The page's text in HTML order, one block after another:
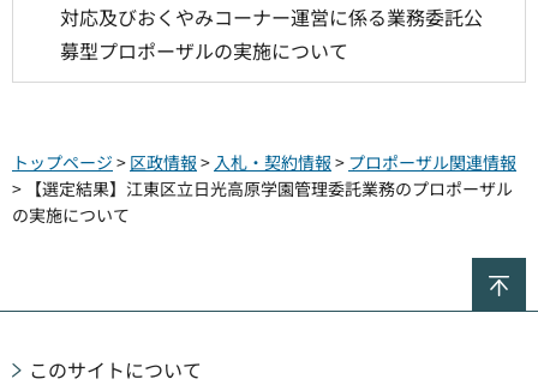
対応及びおくやみコーナー運営に係る業務委託公
募型プロポーザルの実施について
トップページ > 区政情報 > 入札・契約情報 > プロポーザル関連情報
> 【選定結果】江東区立日光高原学園管理委託業務のプロポーザル
の実施について
このサイトについて